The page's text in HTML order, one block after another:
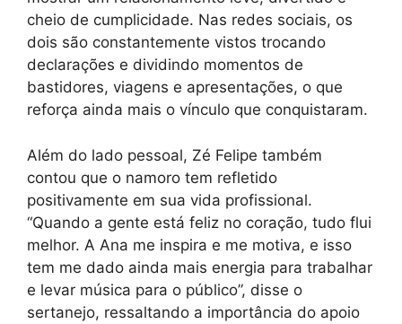
cheio de cumplicidade. Nas redes sociais, os
dois são constantemente vistos trocando
declarações e dividindo momentos de
bastidores, viagens e apresentações, o que
reforça ainda mais o vínculo que conquistaram.
Além do lado pessoal, Zé Felipe também
contou que o namoro tem refletido
positivamente em sua vida profissional.
“Quando a gente está feliz no coração, tudo flui
melhor. A Ana me inspira e me motiva, e isso
tem me dado ainda mais energia para trabalhar
e levar música para o público”, disse o
sertanejo, ressaltando a importância do apoio